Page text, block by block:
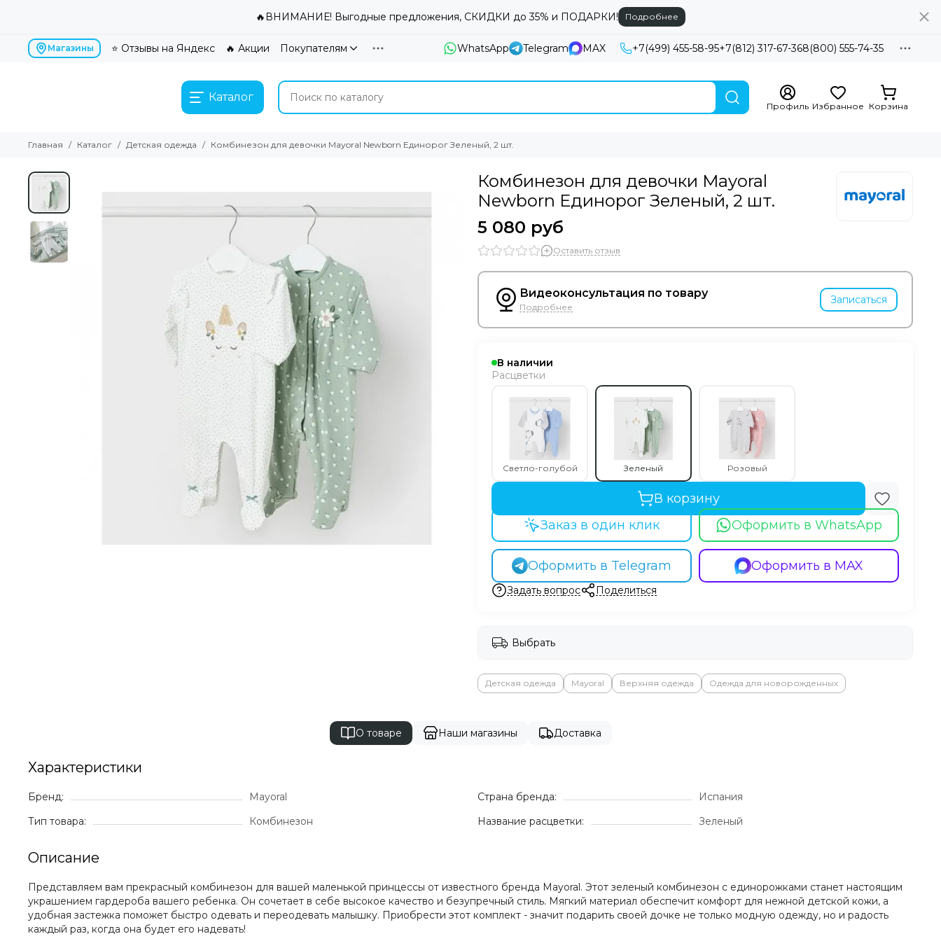
🔥ВНИМАНИЕ! Выгодные предложения, СКИДКИ до 35% и ПОДАРКИ! Подробнее
Магазины ⭐ Отзывы на Яндекс 🔥 Акции Покупателям WhatsApp Telegram MAX +7(499) 455-58-95+7(812) 317-67-368(800) 555-74-35
Каталог
Профиль Избранное Корзина
Главная Каталог Детская одежда Комбинезон для девочки Mayoral Newborn Единорог Зеленый, 2 шт.
Комбинезон для девочки Mayoral
Newborn Единорог Зеленый, 2 шт.
5 080 руб
Оставить отзыв
Видеоконсультация по товару
Подробнее
Записаться
В наличии
Расцветки
Светло-голубой Зеленый Розовый
В корзину
Оформить в WhatsApp
Оформить в Telegram Оформить в MAX
Заказ в один клик
Задать вопрос Поделиться
Выбрать
Детская одежда Mayoral Верхняя одежда Одежда для новорожденных
О товаре Наши магазины Доставка
Характеристики
Бренд:
Mayoral
Тип товара:
Комбинезон
Страна бренда:
Испания
Название расцветки:
Зеленый
Описание
Представляем вам прекрасный комбинезон для вашей маленькой принцессы от известного бренда Mayoral. Этот зеленый комбинезон с единорожками станет настоящим
украшением гардероба вашего ребенка. Он сочетает в себе высокое качество и безупречный стиль. Мягкий материал обеспечит комфорт для нежной детской кожи, а
удобная застежка поможет быстро одевать и переодевать малышку. Приобрести этот комплект - значит подарить своей дочке не только модную одежду, но и радость
каждый раз, когда она будет его надевать!